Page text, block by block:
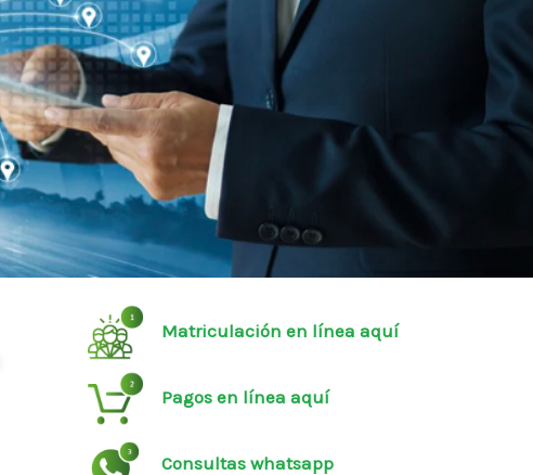
Matriculación en línea aquí
Pagos en línea aquí
Consultas whatsapp